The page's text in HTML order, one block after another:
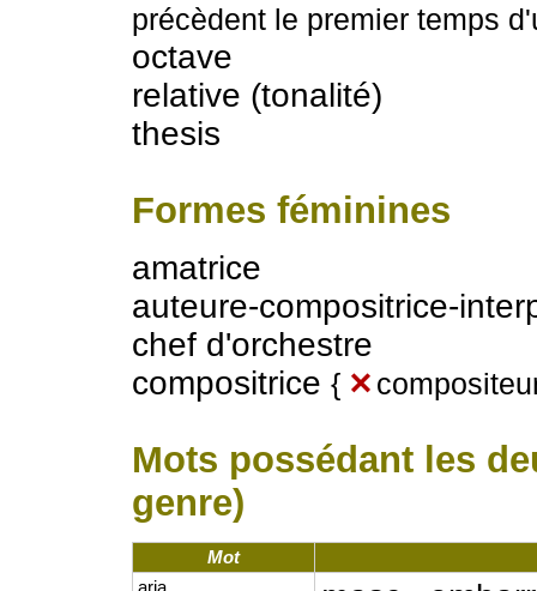
précèdent le premier temps
octave
relative (tonalité)
thesis
Formes féminines
amatrice
auteure-compositrice-
chef d'orchestre
compositrice { ✕
Mots possédant les
genre)
Mot